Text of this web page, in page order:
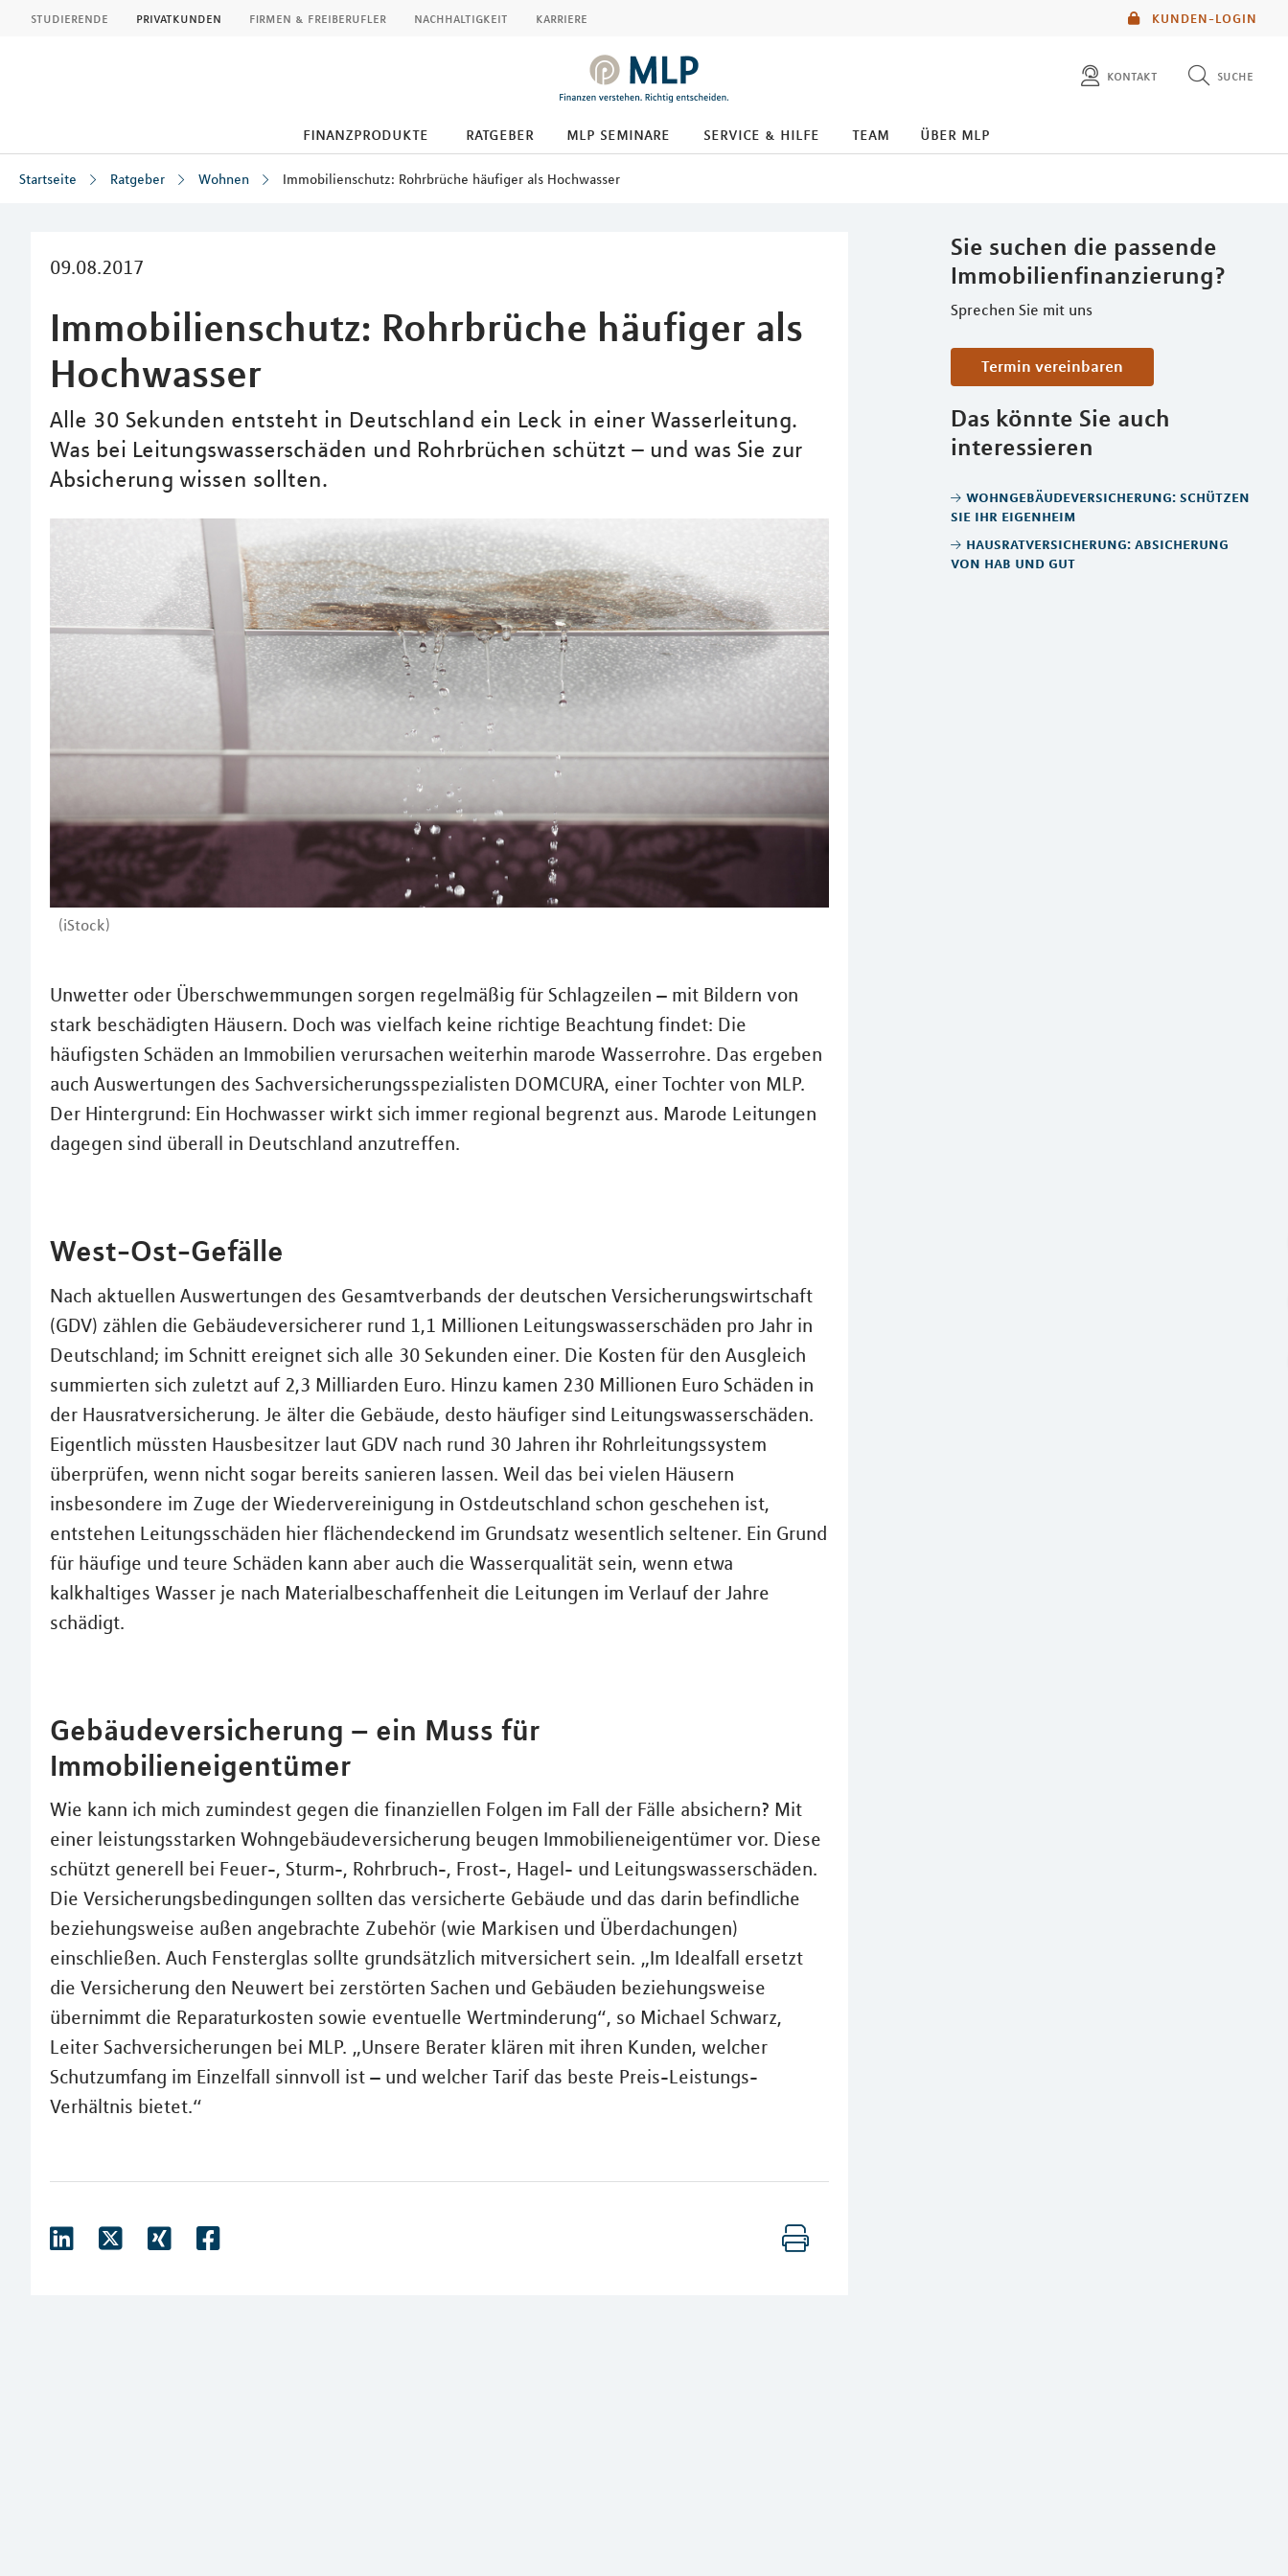
KUNDEN-LOGIN
studierende privatkunden firmen & freiberufler nachhaltigkeit karriere
kontakt suche
finanzprodukte ratgeber mlp seminare service & hilfe team über mlp
Startseite Ratgeber Wohnen Immobilienschutz: Rohrbrüche häufiger als Hochwasser
09.08.2017
Immobilienschutz: Rohrbrüche häufiger als
Hochwasser
Alle 30 Sekunden entsteht in Deutschland ein Leck in einer Wasserleitung.
Was bei Leitungswasserschäden und Rohrbrüchen schützt – und was Sie zur
Absicherung wissen sollten.
(iStock)
Sie suchen die passende
Immobilienfinanzierung?
Sprechen Sie mit uns
Termin vereinbaren
Das könnte Sie auch
interessieren
wohngebäudeversicherung: schützen
sie ihr eigenheim
hausratversicherung: absicherung
von hab und gut
Unwetter oder Überschwemmungen sorgen regelmäßig für Schlagzeilen – mit Bildern von
stark beschädigten Häusern. Doch was vielfach keine richtige Beachtung findet: Die
häufigsten Schäden an Immobilien verursachen weiterhin marode Wasserrohre. Das ergeben
auch Auswertungen des Sachversicherungsspezialisten DOMCURA, einer Tochter von MLP.
Der Hintergrund: Ein Hochwasser wirkt sich immer regional begrenzt aus. Marode Leitungen
dagegen sind überall in Deutschland anzutreffen.
West-Ost-Gefälle
Nach aktuellen Auswertungen des Gesamtverbands der deutschen Versicherungswirtschaft
(GDV) zählen die Gebäudeversicherer rund 1,1 Millionen Leitungswasserschäden pro Jahr in
Deutschland; im Schnitt ereignet sich alle 30 Sekunden einer. Die Kosten für den Ausgleich
summierten sich zuletzt auf 2,3 Milliarden Euro. Hinzu kamen 230 Millionen Euro Schäden in
der Hausratversicherung. Je älter die Gebäude, desto häufiger sind Leitungswasserschäden.
Eigentlich müssten Hausbesitzer laut GDV nach rund 30 Jahren ihr Rohrleitungssystem
überprüfen, wenn nicht sogar bereits sanieren lassen. Weil das bei vielen Häusern
insbesondere im Zuge der Wiedervereinigung in Ostdeutschland schon geschehen ist,
entstehen Leitungsschäden hier flächendeckend im Grundsatz wesentlich seltener. Ein Grund
für häufige und teure Schäden kann aber auch die Wasserqualität sein, wenn etwa
kalkhaltiges Wasser je nach Materialbeschaffenheit die Leitungen im Verlauf der Jahre
schädigt.
Gebäudeversicherung – ein Muss für
Immobilieneigentümer
Wie kann ich mich zumindest gegen die finanziellen Folgen im Fall der Fälle absichern? Mit
einer leistungsstarken Wohngebäudeversicherung beugen Immobilieneigentümer vor. Diese
schützt generell bei Feuer-, Sturm-, Rohrbruch-, Frost-, Hagel- und Leitungswasserschäden.
Die Versicherungsbedingungen sollten das versicherte Gebäude und das darin befindliche
beziehungsweise außen angebrachte Zubehör (wie Markisen und Überdachungen)
einschließen. Auch Fensterglas sollte grundsätzlich mitversichert sein. „Im Idealfall ersetzt
die Versicherung den Neuwert bei zerstörten Sachen und Gebäuden beziehungsweise
übernimmt die Reparaturkosten sowie eventuelle Wertminderung“, so Michael Schwarz,
Leiter Sachversicherungen bei MLP. „Unsere Berater klären mit ihren Kunden, welcher
Schutzumfang im Einzelfall sinnvoll ist – und welcher Tarif das beste Preis-Leistungs-
Verhältnis bietet.“